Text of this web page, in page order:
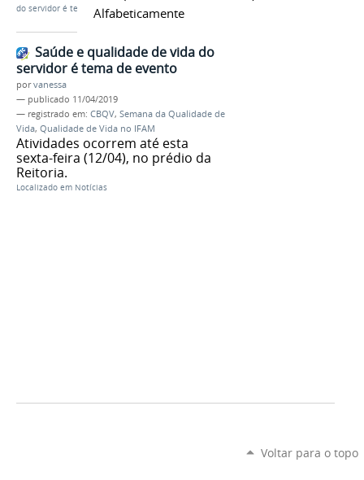
Alfabeticamente
do servidor é tema de evento
Saúde e qualidade de vida do
servidor é tema de evento
porvanessa
— publicado 11/04/2019
— registrado em: CBQV, Semana da Qualidade de
Vida, Qualidade de Vida no IFAM
Atividades ocorrem até esta
sexta-feira (12/04), no prédio da
Reitoria.
Localizado em Notícias
Voltar para o topo